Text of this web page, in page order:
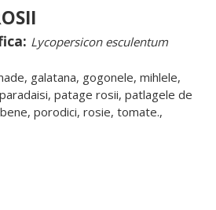
Lycopersicon esculentum
galatana, gogonele, mihlele,
patage rosii, patlagele de
porodici, rosie, tomate.,